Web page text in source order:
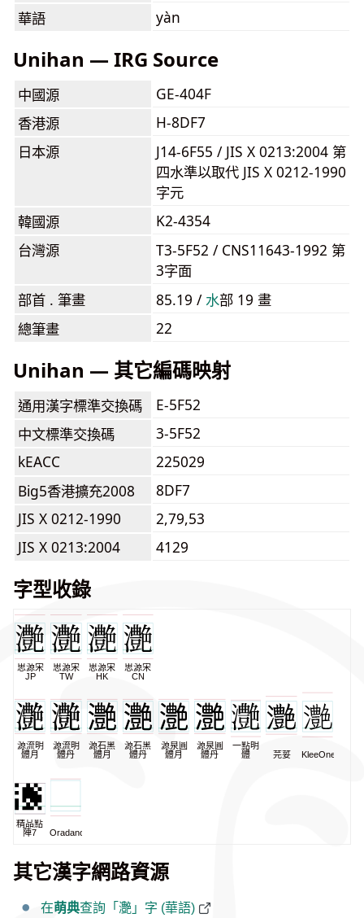
華語
yàn
Unihan — IRG Source
中國源
GE-404F
香港源
H-8DF7
日本源
J14-6F55 / JIS X 0213:2004 第
四水準以取代 JIS X 0212-1990
字元
韓國源
K2-4354
台灣源
T3-5F52 / CNS11643-1992 第
3字面
部首 . 筆畫
85.19 /⽔部 19 畫
總筆畫
22
Unihan — 其它編碼映射
通用漢字標準交換碼
E-5F52
中文標準交換碼
3-5F52
kEACC
225029
Big5香港擴充2008
8DF7
JIS X 0212-1990
2,79,53
JIS X 0213:2004
4129
字型收錄
思源宋
JP
思源宋
TW
思源宋
HK
思源宋
CN
源流明
體月
源流明
體丹
源石黑
體月
源石黑
體丹
源泉圓
體月
源泉圓
體丹
一點明
體
芫荽 KleeOne
精品點
陣7
Oradano
其它漢字網路資源
在萌典查詢「灔」字 (華語)